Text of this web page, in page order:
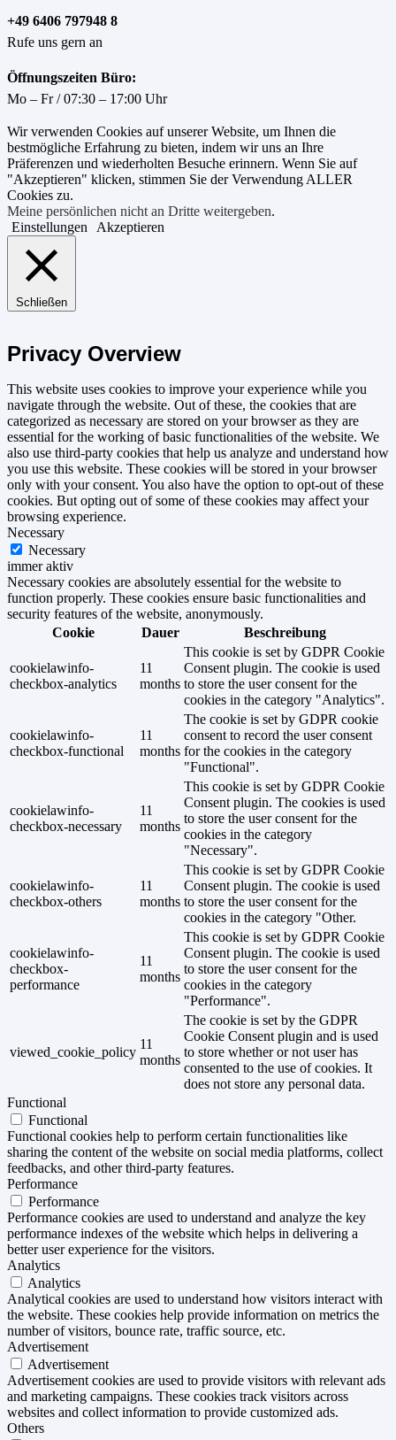
+49 6406 797948 8
Rufe uns gern an
Öffnungszeiten Büro:
Mo – Fr / 07:30 – 17:00 Uhr
Wir verwenden Cookies auf unserer Website, um Ihnen die
bestmögliche Erfahrung zu bieten, indem wir uns an Ihre
Präferenzen und wiederholten Besuche erinnern. Wenn Sie auf
"Akzeptieren" klicken, stimmen Sie der Verwendung ALLER
Cookies zu.
Meine persönlichen nicht an Dritte weitergeben.
Einstellungen
Akzeptieren
Schließen
Privacy Overview
This website uses cookies to improve your experience while you
navigate through the website. Out of these, the cookies that are
categorized as necessary are stored on your browser as they are
essential for the working of basic functionalities of the website. We
also use third-party cookies that help us analyze and understand how
you use this website. These cookies will be stored in your browser
only with your consent. You also have the option to opt-out of these
cookies. But opting out of some of these cookies may affect your
browsing experience.
Necessary
Necessary
immer aktiv
Necessary cookies are absolutely essential for the website to
function properly. These cookies ensure basic functionalities and
security features of the website, anonymously.
Cookie
Dauer Beschreibung
cookielawinfo-
checkbox-analytics
11
months
This cookie is set by GDPR Cookie
Consent plugin. The cookie is used
to store the user consent for the
cookies in the category "Analytics".
cookielawinfo-
checkbox-functional
11
months
The cookie is set by GDPR cookie
consent to record the user consent
for the cookies in the category
"Functional".
cookielawinfo-
checkbox-necessary
11
months
This cookie is set by GDPR Cookie
Consent plugin. The cookies is used
to store the user consent for the
cookies in the category
"Necessary".
cookielawinfo-
checkbox-others
11
months
This cookie is set by GDPR Cookie
Consent plugin. The cookie is used
to store the user consent for the
cookies in the category "Other.
cookielawinfo-
checkbox-
performance
11
months
This cookie is set by GDPR Cookie
Consent plugin. The cookie is used
to store the user consent for the
cookies in the category
"Performance".
viewed_cookie_policy
11
months
The cookie is set by the GDPR
Cookie Consent plugin and is used
to store whether or not user has
consented to the use of cookies. It
does not store any personal data.
Functional
Functional
Functional cookies help to perform certain functionalities like
sharing the content of the website on social media platforms, collect
feedbacks, and other third-party features.
Performance
Performance
Performance cookies are used to understand and analyze the key
performance indexes of the website which helps in delivering a
better user experience for the visitors.
Analytics
Analytics
Analytical cookies are used to understand how visitors interact with
the website. These cookies help provide information on metrics the
number of visitors, bounce rate, traffic source, etc.
Advertisement
Advertisement
Advertisement cookies are used to provide visitors with relevant ads
and marketing campaigns. These cookies track visitors across
websites and collect information to provide customized ads.
Others